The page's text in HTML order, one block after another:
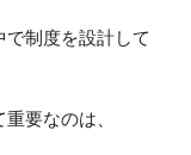
制度を設計して
要なのは、